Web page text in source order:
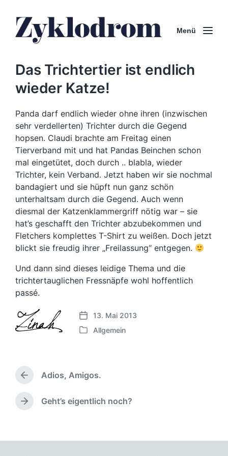
Menü
Das Trichtertier ist endlich
wieder Katze!
Panda darf endlich wieder ohne ihren (inzwischen
sehr verdellerten) Trichter durch die Gegend
hopsen. Claudi brachte am Freitag einen
Tierverband mit und hat Pandas Beinchen schon
mal eingetütet, doch durch .. blabla, wieder
Trichter, kein Verband. Jetzt haben wir sie nochmal
bandagiert und sie hüpft nun ganz schön
unterhaltsam durch die Gegend. Auch wenn
diesmal der Katzenklammergriff nötig war – sie
hat’s geschafft den Trichter abzubekommen und
Fletchers komplettes T-Shirt zu weißen. Doch jetzt
blickt sie freudig ihrer „Freilassung“ entgegen.
Und dann sind dieses leidige Thema und die
trichtertauglichen Fressnäpfe wohl hoffentlich
passé.
V
e
f
t
13. Mai 2013
V
f
e
i
Allgemein
V
o
r
h
i
Adios, Amigos.
N
Geht’s eigentlich noch?